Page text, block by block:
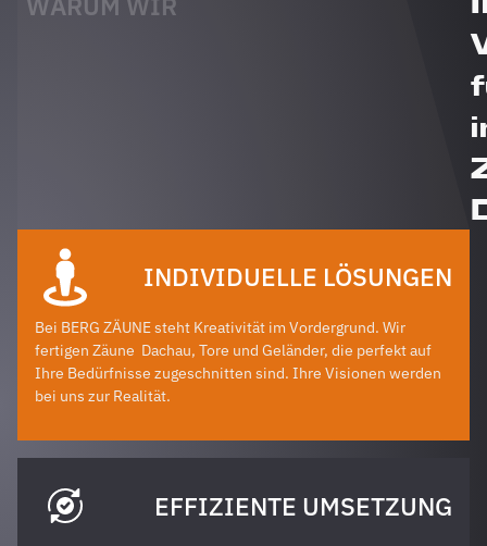
INDIVIDUELLE LÖSUNGEN
Bei BERG ZÄUNE steht Kreativität im Vordergrund. Wir
fertigen Zäune Dachau, Tore und Geländer, die perfekt auf
Ihre Bedürfnisse zugeschnitten sind. Ihre Visionen werden
bei uns zur Realität.
EFFIZIENTE UMSETZUNG